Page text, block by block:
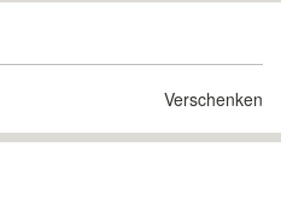
Verschenken